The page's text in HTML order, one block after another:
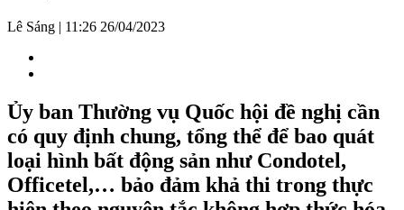
Lê Sáng | 11:26 26/04/2023
Ủy ban Thường vụ Quốc hội đề nghị cần
có quy định chung, tổng thể để bao quát
loại hình bất động sản như Condotel,
Officetel,… bảo đảm khả thi trong thực